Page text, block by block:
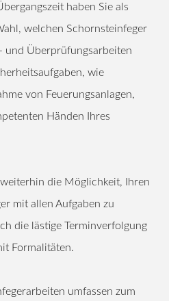
haben Sie als
welchen Schornsteinfeger
und Überprüfungsarbeiten
wie
von Feuerungsanlagen,
Händen Ihres
die Möglichkeit, Ihren
mit allen Aufgaben zu
die lästige Terminverfolgung
Formalitäten.
umfassen zum